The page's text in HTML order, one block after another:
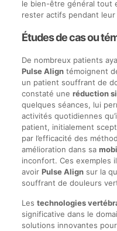
le bien-être général tout
rester actifs pendant
Études de cas ou
De nombreux patients
Pulse Aligntémoignent
un patient souffrant de
constaté une réduction
quelques séances, lui
activités quotidiennes
patient, initialement
par l’efficacité des
amélioration dans sa
inconfort. Ces exemples
avoir Pulse Alignsur la
souffrant de douleurs
Les technologies
significative dans le
solutions innovantes